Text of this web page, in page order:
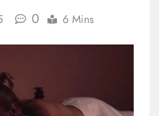
0 6 Mins